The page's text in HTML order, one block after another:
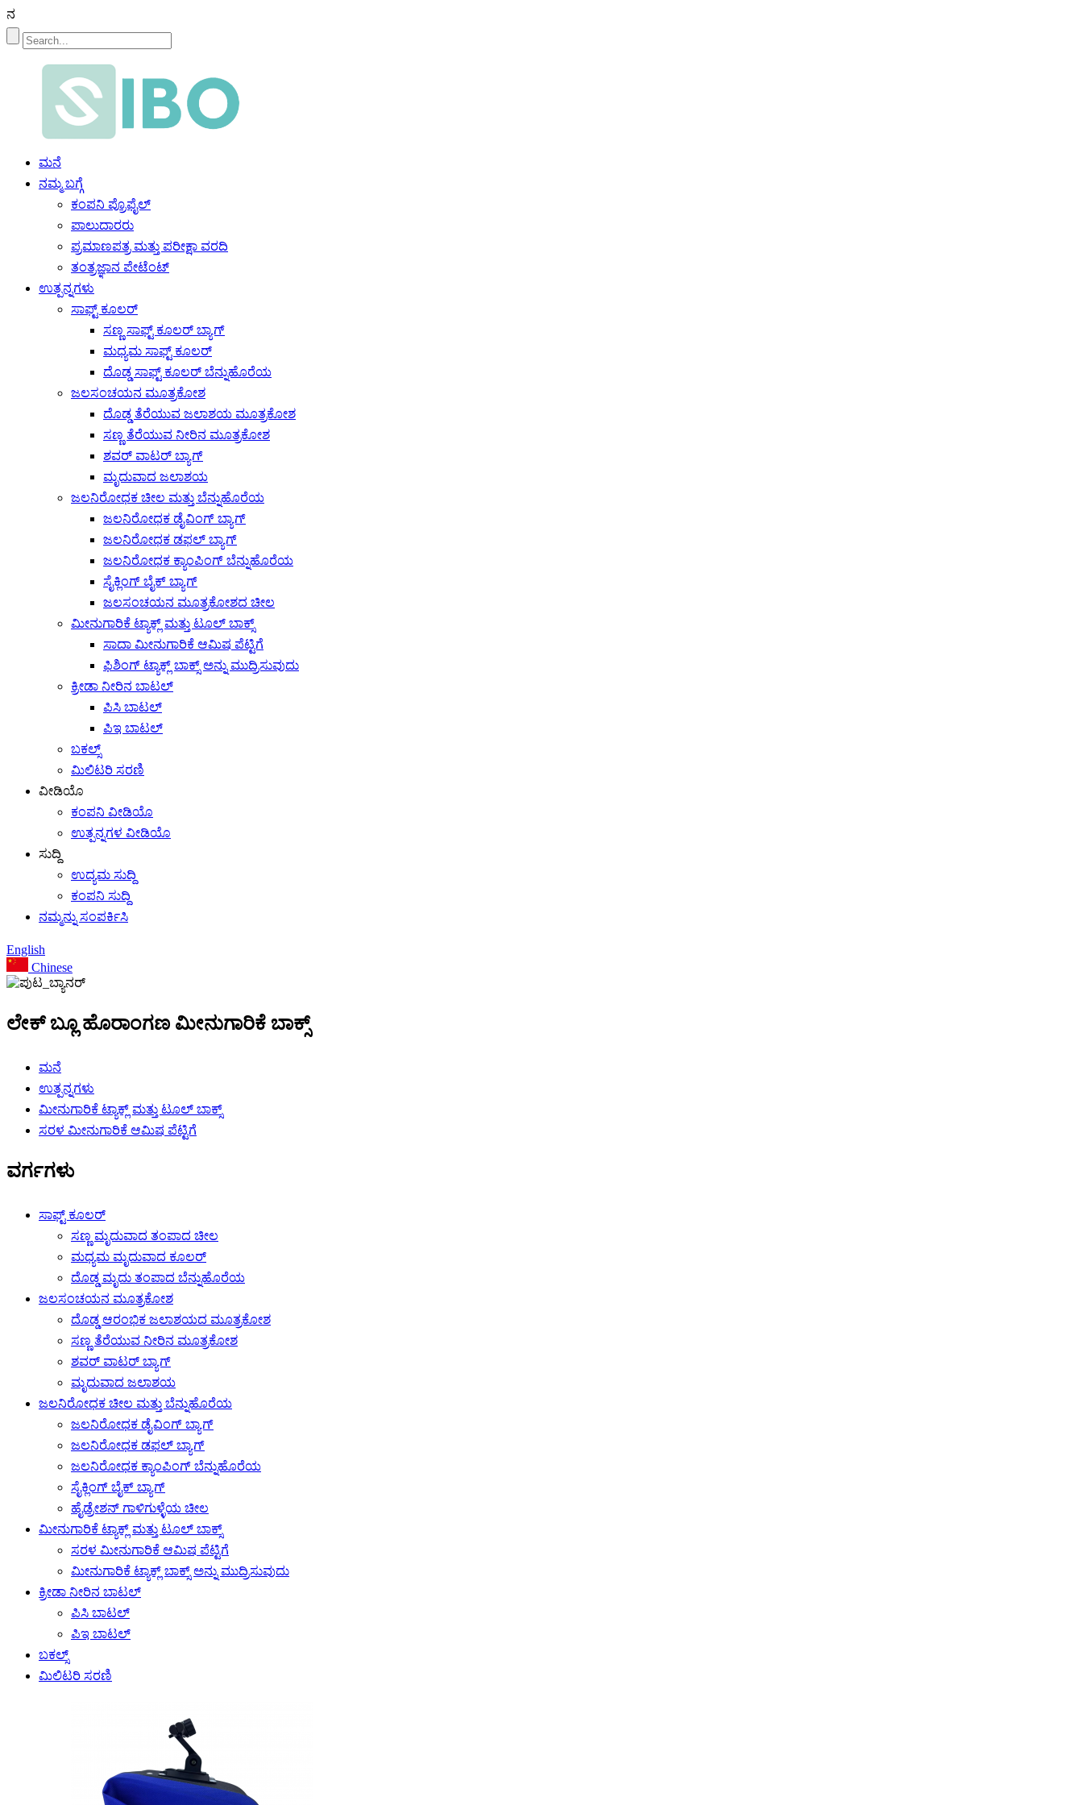
ನ
ಮನೆ
ನಮ್ಮ ಬಗ್ಗೆ
ಕಂಪನಿ ಪ್ರೊಫೈಲ್
ಪಾಲುದಾರರು
ಪ್ರಮಾಣಪತ್ರ ಮತ್ತು ಪರೀಕ್ಷಾ ವರದಿ
ತಂತ್ರಜ್ಞಾನ ಪೇಟೆಂಟ್
ಉತ್ಪನ್ನಗಳು
ಸಾಫ್ಟ್ ಕೂಲರ್
ಸಣ್ಣ ಸಾಫ್ಟ್ ಕೂಲರ್ ಬ್ಯಾಗ್
ಮಧ್ಯಮ ಸಾಫ್ಟ್ ಕೂಲರ್
ದೊಡ್ಡ ಸಾಫ್ಟ್ ಕೂಲರ್ ಬೆನ್ನುಹೊರೆಯ
ಜಲಸಂಚಯನ ಮೂತ್ರಕೋಶ
ದೊಡ್ಡ ತೆರೆಯುವ ಜಲಾಶಯ ಮೂತ್ರಕೋಶ
ಸಣ್ಣ ತೆರೆಯುವ ನೀರಿನ ಮೂತ್ರಕೋಶ
ಶವರ್ ವಾಟರ್ ಬ್ಯಾಗ್
ಮೃದುವಾದ ಜಲಾಶಯ
ಜಲನಿರೋಧಕ ಚೀಲ ಮತ್ತು ಬೆನ್ನುಹೊರೆಯ
ಜಲನಿರೋಧಕ ಡೈವಿಂಗ್ ಬ್ಯಾಗ್
ಜಲನಿರೋಧಕ ಡಫಲ್ ಬ್ಯಾಗ್
ಜಲನಿರೋಧಕ ಕ್ಯಾಂಪಿಂಗ್ ಬೆನ್ನುಹೊರೆಯ
ಸೈಕ್ಲಿಂಗ್ ಬೈಕ್ ಬ್ಯಾಗ್
ಜಲಸಂಚಯನ ಮೂತ್ರಕೋಶದ ಚೀಲ
ಮೀನುಗಾರಿಕೆ ಟ್ಯಾಕ್ಲ್ ಮತ್ತು ಟೂಲ್ ಬಾಕ್ಸ್
ಸಾದಾ ಮೀನುಗಾರಿಕೆ ಆಮಿಷ ಪೆಟ್ಟಿಗೆ
ಫಿಶಿಂಗ್ ಟ್ಯಾಕ್ಲ್ ಬಾಕ್ಸ್ ಅನ್ನು ಮುದ್ರಿಸುವುದು
ಕ್ರೀಡಾ ನೀರಿನ ಬಾಟಲ್
ಪಿಸಿ ಬಾಟಲ್
ಪಿಇ ಬಾಟಲ್
ಬಕಲ್ಸ್
ಮಿಲಿಟರಿ ಸರಣಿ
ವೀಡಿಯೊ
ಕಂಪನಿ ವೀಡಿಯೊ
ಉತ್ಪನ್ನಗಳ ವೀಡಿಯೊ
ಸುದ್ದಿ
ಉದ್ಯಮ ಸುದ್ದಿ
ಕಂಪನಿ ಸುದ್ದಿ
ನಮ್ಮನ್ನು ಸಂಪರ್ಕಿಸಿ
English
Chinese
ಲೇಕ್ ಬ್ಲೂ ಹೊರಾಂಗಣ ಮೀನುಗಾರಿಕೆ ಬಾಕ್ಸ್
ಮನೆ
ಉತ್ಪನ್ನಗಳು
ಮೀನುಗಾರಿಕೆ ಟ್ಯಾಕ್ಲ್ ಮತ್ತು ಟೂಲ್ ಬಾಕ್ಸ್
ಸರಳ ಮೀನುಗಾರಿಕೆ ಆಮಿಷ ಪೆಟ್ಟಿಗೆ
ವರ್ಗಗಳು
ಸಾಫ್ಟ್ ಕೂಲರ್
ಸಣ್ಣ ಮೃದುವಾದ ತಂಪಾದ ಚೀಲ
ಮಧ್ಯಮ ಮೃದುವಾದ ಕೂಲರ್
ದೊಡ್ಡ ಮೃದು ತಂಪಾದ ಬೆನ್ನುಹೊರೆಯ
ಜಲಸಂಚಯನ ಮೂತ್ರಕೋಶ
ದೊಡ್ಡ ಆರಂಭಿಕ ಜಲಾಶಯದ ಮೂತ್ರಕೋಶ
ಸಣ್ಣ ತೆರೆಯುವ ನೀರಿನ ಮೂತ್ರಕೋಶ
ಶವರ್ ವಾಟರ್ ಬ್ಯಾಗ್
ಮೃದುವಾದ ಜಲಾಶಯ
ಜಲನಿರೋಧಕ ಚೀಲ ಮತ್ತು ಬೆನ್ನುಹೊರೆಯ
ಜಲನಿರೋಧಕ ಡೈವಿಂಗ್ ಬ್ಯಾಗ್
ಜಲನಿರೋಧಕ ಡಫಲ್ ಬ್ಯಾಗ್
ಜಲನಿರೋಧಕ ಕ್ಯಾಂಪಿಂಗ್ ಬೆನ್ನುಹೊರೆಯ
ಸೈಕ್ಲಿಂಗ್ ಬೈಕ್ ಬ್ಯಾಗ್
ಹೈಡ್ರೇಶನ್ ಗಾಳಿಗುಳ್ಳೆಯ ಚೀಲ
ಮೀನುಗಾರಿಕೆ ಟ್ಯಾಕ್ಲ್ ಮತ್ತು ಟೂಲ್ ಬಾಕ್ಸ್
ಸರಳ ಮೀನುಗಾರಿಕೆ ಆಮಿಷ ಪೆಟ್ಟಿಗೆ
ಮೀನುಗಾರಿಕೆ ಟ್ಯಾಕ್ಲ್ ಬಾಕ್ಸ್ ಅನ್ನು ಮುದ್ರಿಸುವುದು
ಕ್ರೀಡಾ ನೀರಿನ ಬಾಟಲ್
ಪಿಸಿ ಬಾಟಲ್
ಪಿಇ ಬಾಟಲ್
ಬಕಲ್ಸ್
ಮಿಲಿಟರಿ ಸರಣಿ